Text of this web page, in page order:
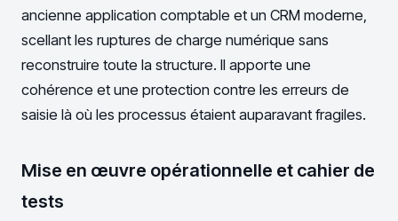
ancienne application comptable et un CRM moderne,
scellant les ruptures de charge numérique sans
reconstruire toute la structure. Il apporte une
cohérence et une protection contre les erreurs de
saisie là où les processus étaient auparavant fragiles.
Mise en œuvre opérationnelle et cahier de
tests